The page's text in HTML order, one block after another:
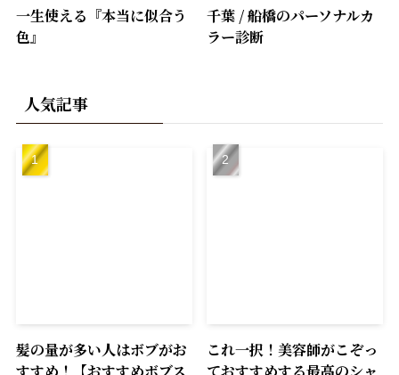
一生使える『本当に似合う
色』
千葉 / 船橋のパーソナルカ
ラー診断
人気記事
髪の量が多い人はボブがお
すすめ！【おすすめボブス
これ一択！美容師がこぞっ
ておすすめする最高のシャ